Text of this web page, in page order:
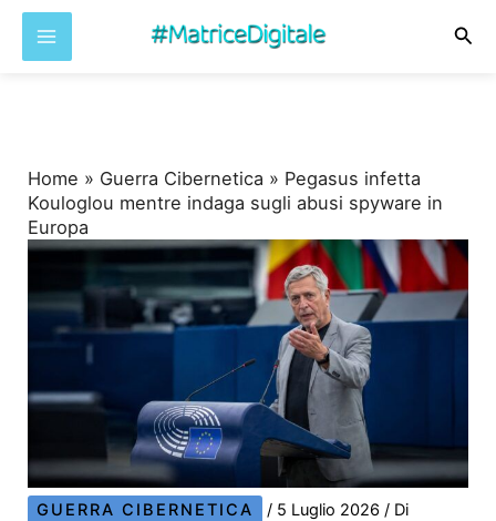
Home » Guerra Cibernetica » Pegasus infetta
Kouloglou mentre indaga sugli abusi spyware in
Europa
GUERRA CIBERNETICA / 5 Luglio 2026/ Di